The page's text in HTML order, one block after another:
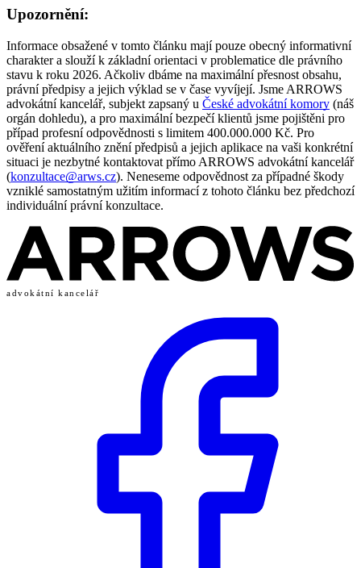
Upozornění:
Informace obsažené v tomto článku mají pouze obecný informativní
charakter a slouží k základní orientaci v problematice dle právního
stavu k roku 2026. Ačkoliv dbáme na maximální přesnost obsahu,
právní předpisy a jejich výklad se v čase vyvíjejí. Jsme ARROWS
advokátní kancelář, subjekt zapsaný u České advokátní komory (náš
orgán dohledu), a pro maximální bezpečí klientů jsme pojištěni pro
případ profesní odpovědnosti s limitem 400.000.000 Kč. Pro
ověření aktuálního znění předpisů a jejich aplikace na vaši konkrétní
situaci je nezbytné kontaktovat přímo ARROWS advokátní kancelář
(konzultace@arws.cz). Neneseme odpovědnost za případné škody
vzniklé samostatným užitím informací z tohoto článku bez předchozí
individuální právní konzultace.
advokátní kancelář